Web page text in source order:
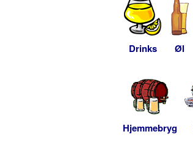
Drinks Øl
Hjemmebryg